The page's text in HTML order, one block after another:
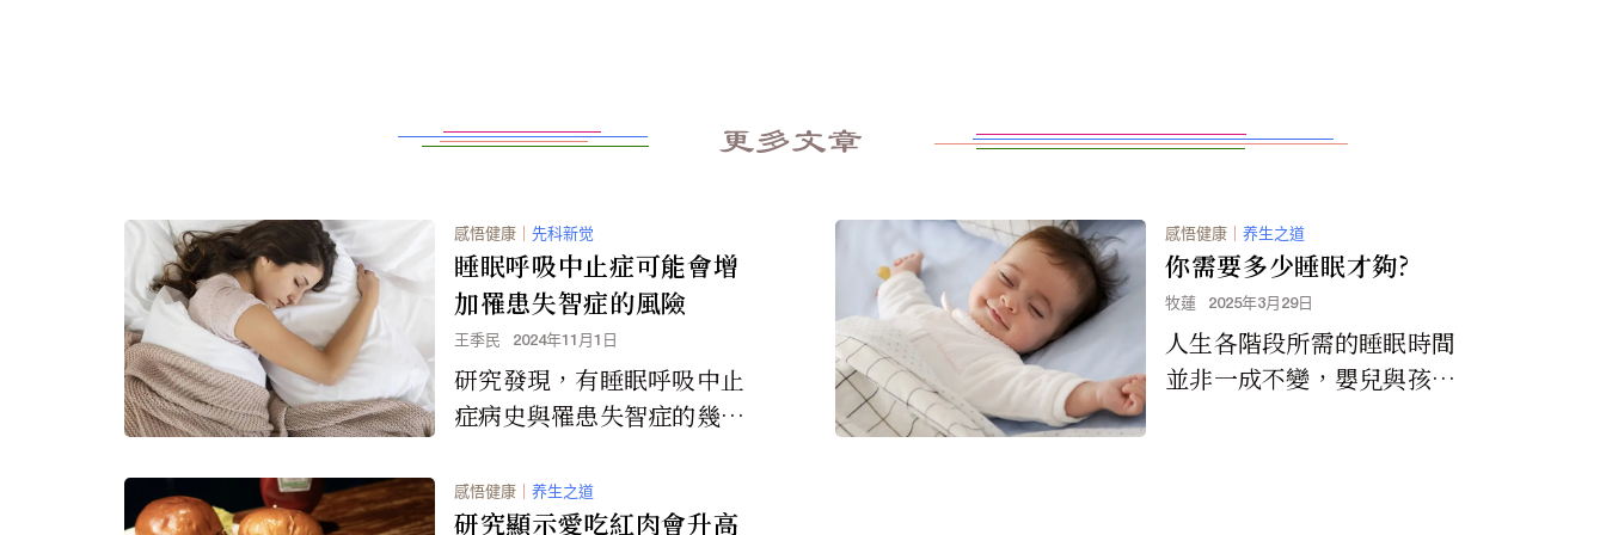
更多文章
感悟健康 ｜ 先科新觉
睡眠呼吸中止症可能會增
加罹患失智症的風險
王季民 2024年11月1日
研究發現，有睡眠呼吸中止
症病史與罹患失智症的幾率
感悟健康 ｜ 养生之道
你需要多少睡眠才夠?
牧蓮 2025年3月29日
人生各階段所需的睡眠時間
並非一成不變，嬰兒與孩童
感悟健康 ｜ 养生之道
研究顯示愛吃紅肉會升高